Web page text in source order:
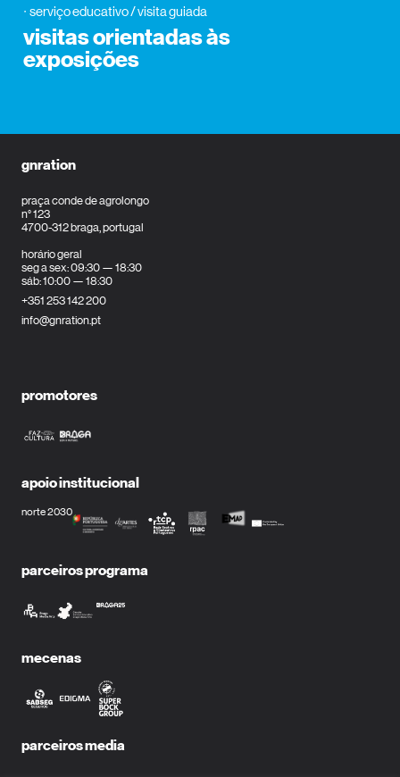
serviço educativo / visita guiada
visitas orientadas às
exposições
gnration
praça conde de agrolongo
n° 123
4700-312 braga, portugal
horário geral
seg a sex: 09:30 — 18:30
sáb: 10:00 — 18:30
+351 253 142 200
info@gnration.pt
promotores
apoio institucional
norte 2030
parceiros programa
mecenas
parceiros media